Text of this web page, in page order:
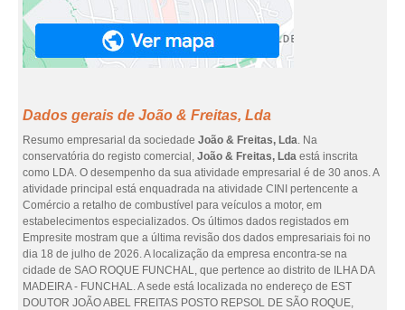
Dados gerais de João & Freitas, Lda
Resumo empresarial da sociedade João & Freitas, Lda. Na
conservatória do registo comercial, João & Freitas, Lda está inscrita
como LDA. O desempenho da sua atividade empresarial é de 30 anos. A
atividade principal está enquadrada na atividade CINI pertencente a
Comércio a retalho de combustível para veículos a motor, em
estabelecimentos especializados. Os últimos dados registados em
Empresite mostram que a última revisão dos dados empresariais foi no
dia 18 de julho de 2026. A localização da empresa encontra-se na
cidade de SAO ROQUE FUNCHAL, que pertence ao distrito de ILHA DA
MADEIRA - FUNCHAL. A sede está localizada no endereço de EST
DOUTOR JOÃO ABEL FREITAS POSTO REPSOL DE SÃO ROQUE,